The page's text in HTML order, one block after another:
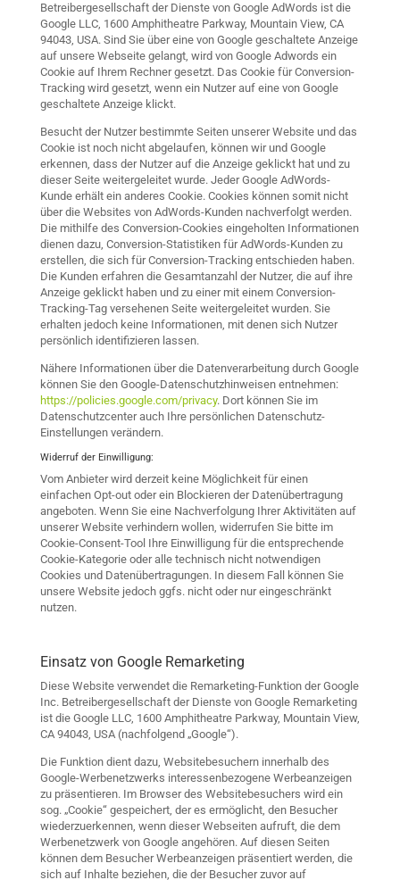
Betreibergesellschaft der Dienste von Google AdWords ist die
Google LLC, 1600 Amphitheatre Parkway, Mountain View, CA
94043, USA. Sind Sie über eine von Google geschaltete Anzeige
auf unsere Webseite gelangt, wird von Google Adwords ein
Cookie auf Ihrem Rechner gesetzt. Das Cookie für Conversion-
Tracking wird gesetzt, wenn ein Nutzer auf eine von Google
geschaltete Anzeige klickt.
Besucht der Nutzer bestimmte Seiten unserer Website und das
Cookie ist noch nicht abgelaufen, können wir und Google
erkennen, dass der Nutzer auf die Anzeige geklickt hat und zu
dieser Seite weitergeleitet wurde. Jeder Google AdWords-
Kunde erhält ein anderes Cookie. Cookies können somit nicht
über die Websites von AdWords-Kunden nachverfolgt werden.
Die mithilfe des Conversion-Cookies eingeholten Informationen
dienen dazu, Conversion-Statistiken für AdWords-Kunden zu
erstellen, die sich für Conversion-Tracking entschieden haben.
Die Kunden erfahren die Gesamtanzahl der Nutzer, die auf ihre
Anzeige geklickt haben und zu einer mit einem Conversion-
Tracking-Tag versehenen Seite weitergeleitet wurden. Sie
erhalten jedoch keine Informationen, mit denen sich Nutzer
persönlich identifizieren lassen.
Nähere Informationen über die Datenverarbeitung durch Google
können Sie den Google-Datenschutzhinweisen entnehmen:
https://policies.google.com/privacy. Dort können Sie im
Datenschutzcenter auch Ihre persönlichen Datenschutz-
Einstellungen verändern.
Widerruf der Einwilligung:
Vom Anbieter wird derzeit keine Möglichkeit für einen
einfachen Opt-out oder ein Blockieren der Datenübertragung
angeboten. Wenn Sie eine Nachverfolgung Ihrer Aktivitäten auf
unserer Website verhindern wollen, widerrufen Sie bitte im
Cookie-Consent-Tool Ihre Einwilligung für die entsprechende
Cookie-Kategorie oder alle technisch nicht notwendigen
Cookies und Datenübertragungen. In diesem Fall können Sie
unsere Website jedoch ggfs. nicht oder nur eingeschränkt
nutzen.
Einsatz von Google Remarketing
Diese Website verwendet die Remarketing-Funktion der Google
Inc. Betreibergesellschaft der Dienste von Google Remarketing
ist die Google LLC, 1600 Amphitheatre Parkway, Mountain View,
CA 94043, USA (nachfolgend „Google“).
Die Funktion dient dazu, Websitebesuchern innerhalb des
Google-Werbenetzwerks interessenbezogene Werbeanzeigen
zu präsentieren. Im Browser des Websitebesuchers wird ein
sog. „Cookie“ gespeichert, der es ermöglicht, den Besucher
wiederzuerkennen, wenn dieser Webseiten aufruft, die dem
Werbenetzwerk von Google angehören. Auf diesen Seiten
können dem Besucher Werbeanzeigen präsentiert werden, die
sich auf Inhalte beziehen, die der Besucher zuvor auf